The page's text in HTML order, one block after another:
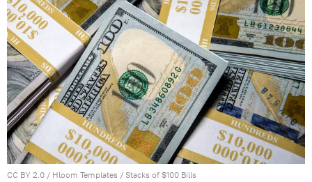
CC BY 2.0 / Hloom Templates / Stacks of $100 Bills